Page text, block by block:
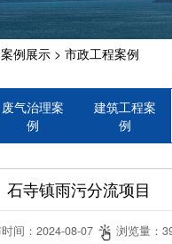
案例展示> 市政工程案例
废气治理案
例
建筑工程案
例
石寺镇雨污分流项目